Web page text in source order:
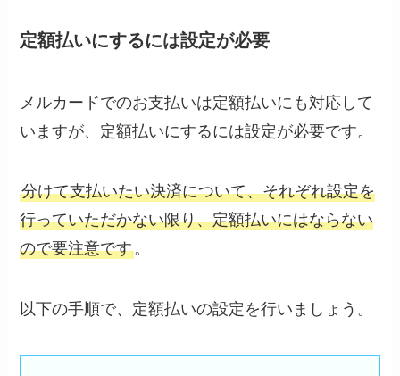
定額払いにするには設定が必要
メルカードでのお支払いは定額払いにも対応して
いますが、定額払いにするには設定が必要です。
分けて支払いたい決済について、それぞれ設定を
行っていただかない限り、定額払いにはならない
ので要注意です。
以下の手順で、定額払いの設定を行いましょう。